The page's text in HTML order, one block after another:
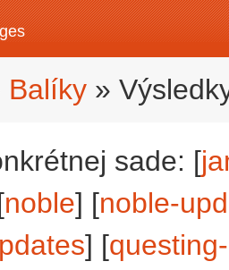
Balíky »
sade: [
noble] [noble-
] [